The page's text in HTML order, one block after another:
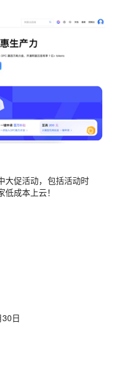
大促活动，包括活动时
成本上云！
日